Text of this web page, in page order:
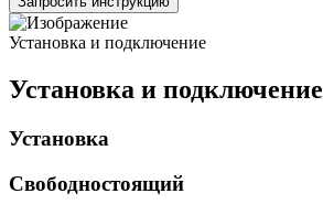
Установка и подключение
Установка и подключение
Установка
Свободностоящий